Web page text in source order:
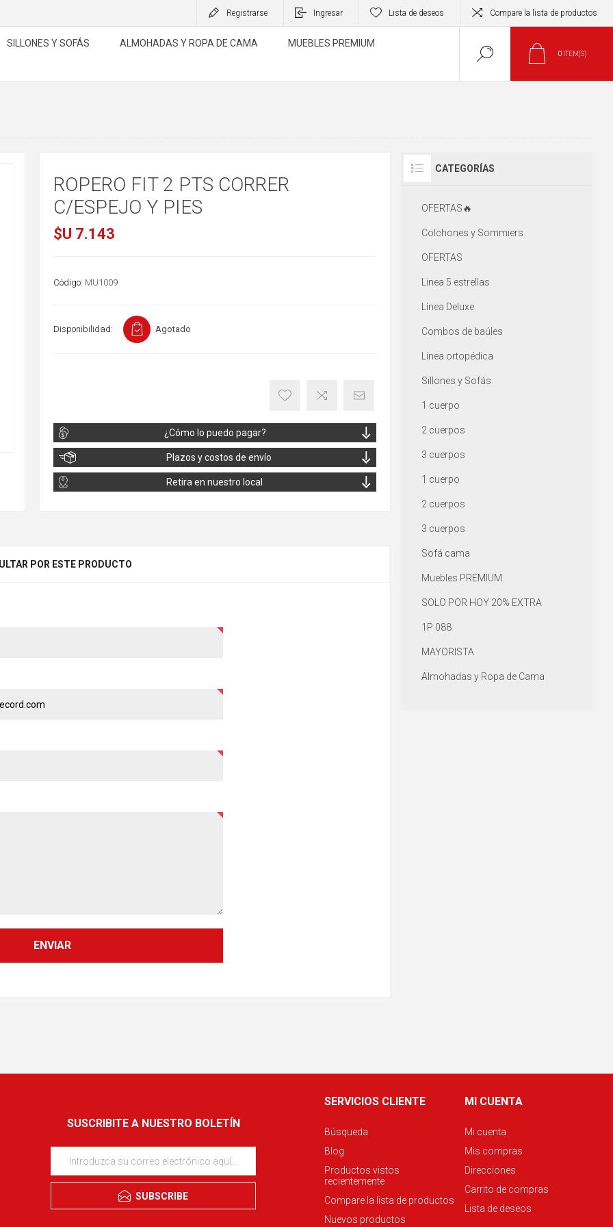
Registrarse Ingresar Lista de deseos Compare la lista de productos
SILLONES Y SOFÁS ALMOHADAS Y ROPA DE CAMA MUEBLES PREMIUM
0 ITEM(S)
ROPERO FIT 2 PTS CORRER
C/ESPEJO Y PIES
$U 7.143
Código: MU1009
Disponibilidad: Agotado
¿Cómo lo puedo pagar?
Plazos y costos de envío
Retira en nuestro local
POR ESTE PRODUCTO
CATEGORÍAS
OFERTAS🔥
Colchones y Sommiers
OFERTAS
Linea 5 estrellas
Línea Deluxe
Combos de baúles
Línea ortopédica
Sillones y Sofás
1 cuerpo
2 cuerpos
3 cuerpos
1 cuerpo
2 cuerpos
3 cuerpos
Sofá cama
Muebles PREMIUM
SOLO POR HOY 20% EXTRA
1P 088
MAYORISTA
Almohadas y Ropa de Cama
SUSCRIBITE A NUESTRO BOLETÍN
SUBSCRIBE
SERVICIOS CLIENTE
Búsqueda
Blog
Productos vistos
recientemente
Compare la lista de productos
Nuevos productos
MI CUENTA
Mi cuenta
Mis compras
Direcciones
Carrito de compras
Lista de deseos